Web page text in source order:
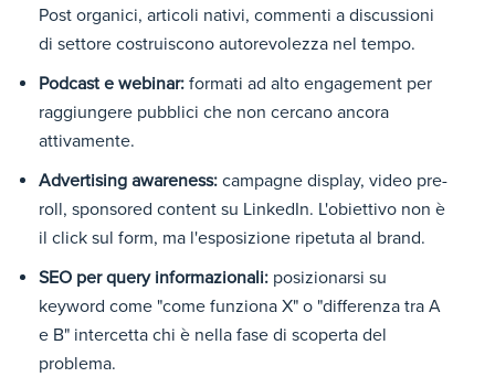
Post organici, articoli nativi, commenti a discussioni
di settore costruiscono autorevolezza nel tempo.
Podcast e webinar: formati ad alto engagement per
raggiungere pubblici che non cercano ancora
attivamente.
Advertising awareness: campagne display, video pre-
roll, sponsored content su LinkedIn. L'obiettivo non è
il click sul form, ma l'esposizione ripetuta al brand.
SEO per query informazionali: posizionarsi su
keyword come "come funziona X" o "differenza tra A
e B" intercetta chi è nella fase di scoperta del
problema.